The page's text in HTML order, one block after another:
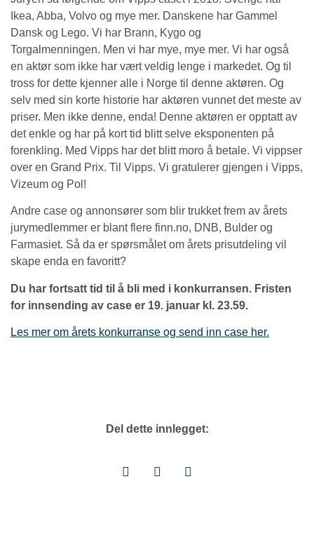
Ikea, Abba, Volvo og mye mer. Danskene har Gammel
Dansk og Lego. Vi har Brann, Kygo og
Torgalmenningen. Men vi har mye, mye mer. Vi har også
en aktør som ikke har vært veldig lenge i markedet. Og til
tross for dette kjenner alle i Norge til denne aktøren. Og
selv med sin korte historie har aktøren vunnet det meste av
priser. Men ikke denne, enda! Denne aktøren er opptatt av
det enkle og har på kort tid blitt selve eksponenten på
forenkling. Med Vipps har det blitt moro å betale. Vi vippser
over en Grand Prix. Til Vipps. Vi gratulerer gjengen i Vipps,
Vizeum og Pol!
Andre case og annonsører som blir trukket frem av årets
jurymedlemmer er blant flere finn.no, DNB, Bulder og
Farmasiet. Så da er spørsmålet om årets prisutdeling vil
skape enda en favoritt?
Du har fortsatt tid til å bli med i konkurransen. Fristen
for innsending av case er 19. januar kl. 23.59.
Les mer om årets konkurranse og send inn case her.
Del dette innlegget: